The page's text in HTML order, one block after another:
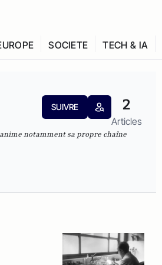
SOCIETE TECH & IA
SUIVRE 2
Articles
notammentsa propre chaîne